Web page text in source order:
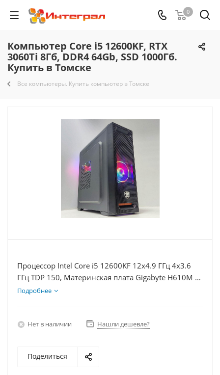
0
Компьютер Core i5 12600KF, RTX
3060Ti 8Гб, DDR4 64Gb, SSD 1000Гб.
Купить в Томске
Все компьютеры. Купить компьютер в Томске
Процессор Intel Core i5 12600KF 12x4.9 ГГц 4x3.6
ГГц TDP 150, Материнская плата Gigabyte H610M K,
Видеокарта RTX 3060Ti 8Гб, Память DDR4 64Gb,
Подробнее
Нет в наличии Нашли дешевле?
Поделиться